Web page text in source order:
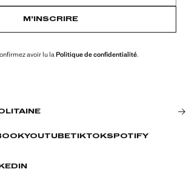
M’INSCRIRE
avoir lu la Politique de confidentialité.
YOUTUBETIKTOKSPOTIFY